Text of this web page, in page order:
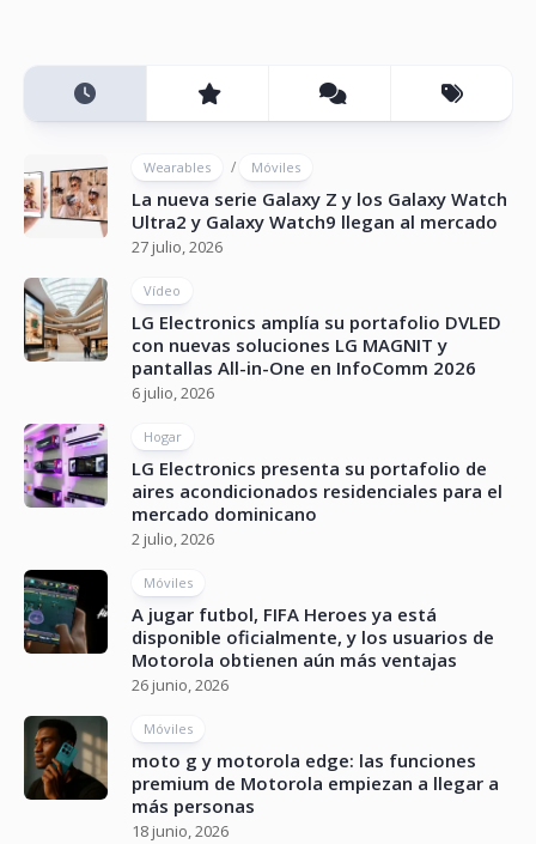
Wearables / Móviles
La nueva serie Galaxy Z y los Galaxy Watch
Ultra2 y Galaxy Watch9 llegan al mercado
27 julio, 2026
Vídeo
LG Electronics amplía su portafolio DVLED
con nuevas soluciones LG MAGNIT y
pantallas All-in-One en InfoComm 2026
6 julio, 2026
Hogar
LG Electronics presenta su portafolio de
aires acondicionados residenciales para el
mercado dominicano
2 julio, 2026
Móviles
A jugar futbol, FIFA Heroes ya está
disponible oficialmente, y los usuarios de
Motorola obtienen aún más ventajas
26 junio, 2026
Móviles
moto g y motorola edge: las funciones
premium de Motorola empiezan a llegar a
más personas
18 junio, 2026